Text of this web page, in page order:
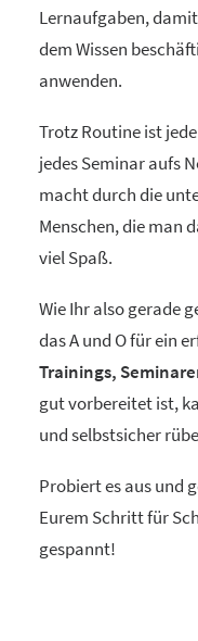
Lernaufgaben,
dem Wissen
anwenden.
Trotz Routine ist
jedes Seminar aufs
macht durch die
Menschen, die man
viel Spaß.
Wie Ihr also gerade
das A und O für ein
Trainings,
gut vorbereitet ist,
und selbstsicher
Probiert es aus und
Eurem Schritt für
gespannt!